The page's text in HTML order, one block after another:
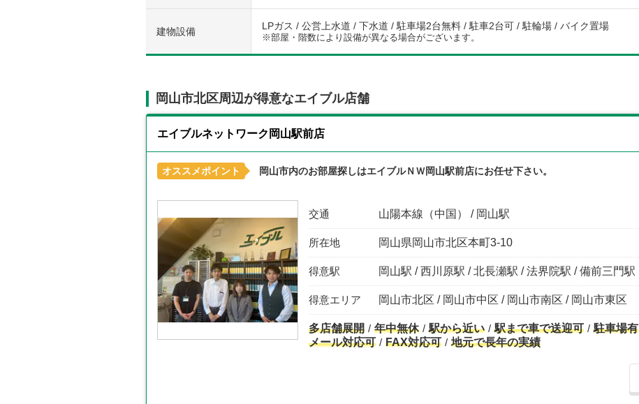
建物設備 LPガス / 公営上水道 / 下水道 / 駐車場2台無料 / 駐車2台可 / 駐輪場 / バイク置場
※部屋・階数により設備が異なる場合がございます。
岡山市北区周辺が得意なエイブル店舗
エイブルネットワーク岡山駅前店
オススメポイント 岡山市内のお部屋探しはエイブルＮＷ岡山駅前店にお任せ下さい。
交通 山陽本線（中国） / 岡山駅
所在地 岡山県岡山市北区本町3-10
得意駅 岡山駅 / 西川原駅 / 北長瀬駅 / 法界院駅 / 備前三門駅
得意エリア 岡山市北区 / 岡山市中区 / 岡山市南区 / 岡山市東区
多店舗展開 年中無休 駅から近い 駅まで車で送迎可 駐車場有
メール対応可
FAX対応可 地元で長年の実績